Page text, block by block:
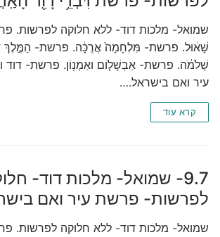
שמואל- מלכות דוד- ללא חלוקה לפרשות.
שָׁא֔וּל. פרשת- מִּלְחָמָה֙ אֲרֻכָּ֔ה. פרשת- הַמֶּ֣לֶךְ
שְׁלֹמֹ֔ה. פרשת- אַבְשָׁל֧וֹם ואַמְנ֥וֹן. פרשת- דוד
עיר ואם בישראל.…
קרא עוד
9.7- שמואל- מלכות דוד-
לפרשות- פרשת עיר ואם
שמואל- מלכות דוד- ללא חלוקה לפרשות.